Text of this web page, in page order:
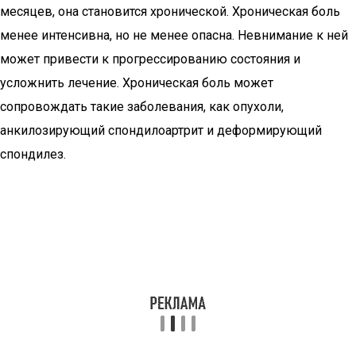
месяцев, она становится хронической. Хроническая боль
менее интенсивна, но не менее опасна. Невнимание к ней
может привести к прогрессированию состояния и
усложнить лечение. Хроническая боль может
сопровождать такие заболевания, как опухоли,
анкилозирующий спондилоартрит и деформирующий
спондилез.